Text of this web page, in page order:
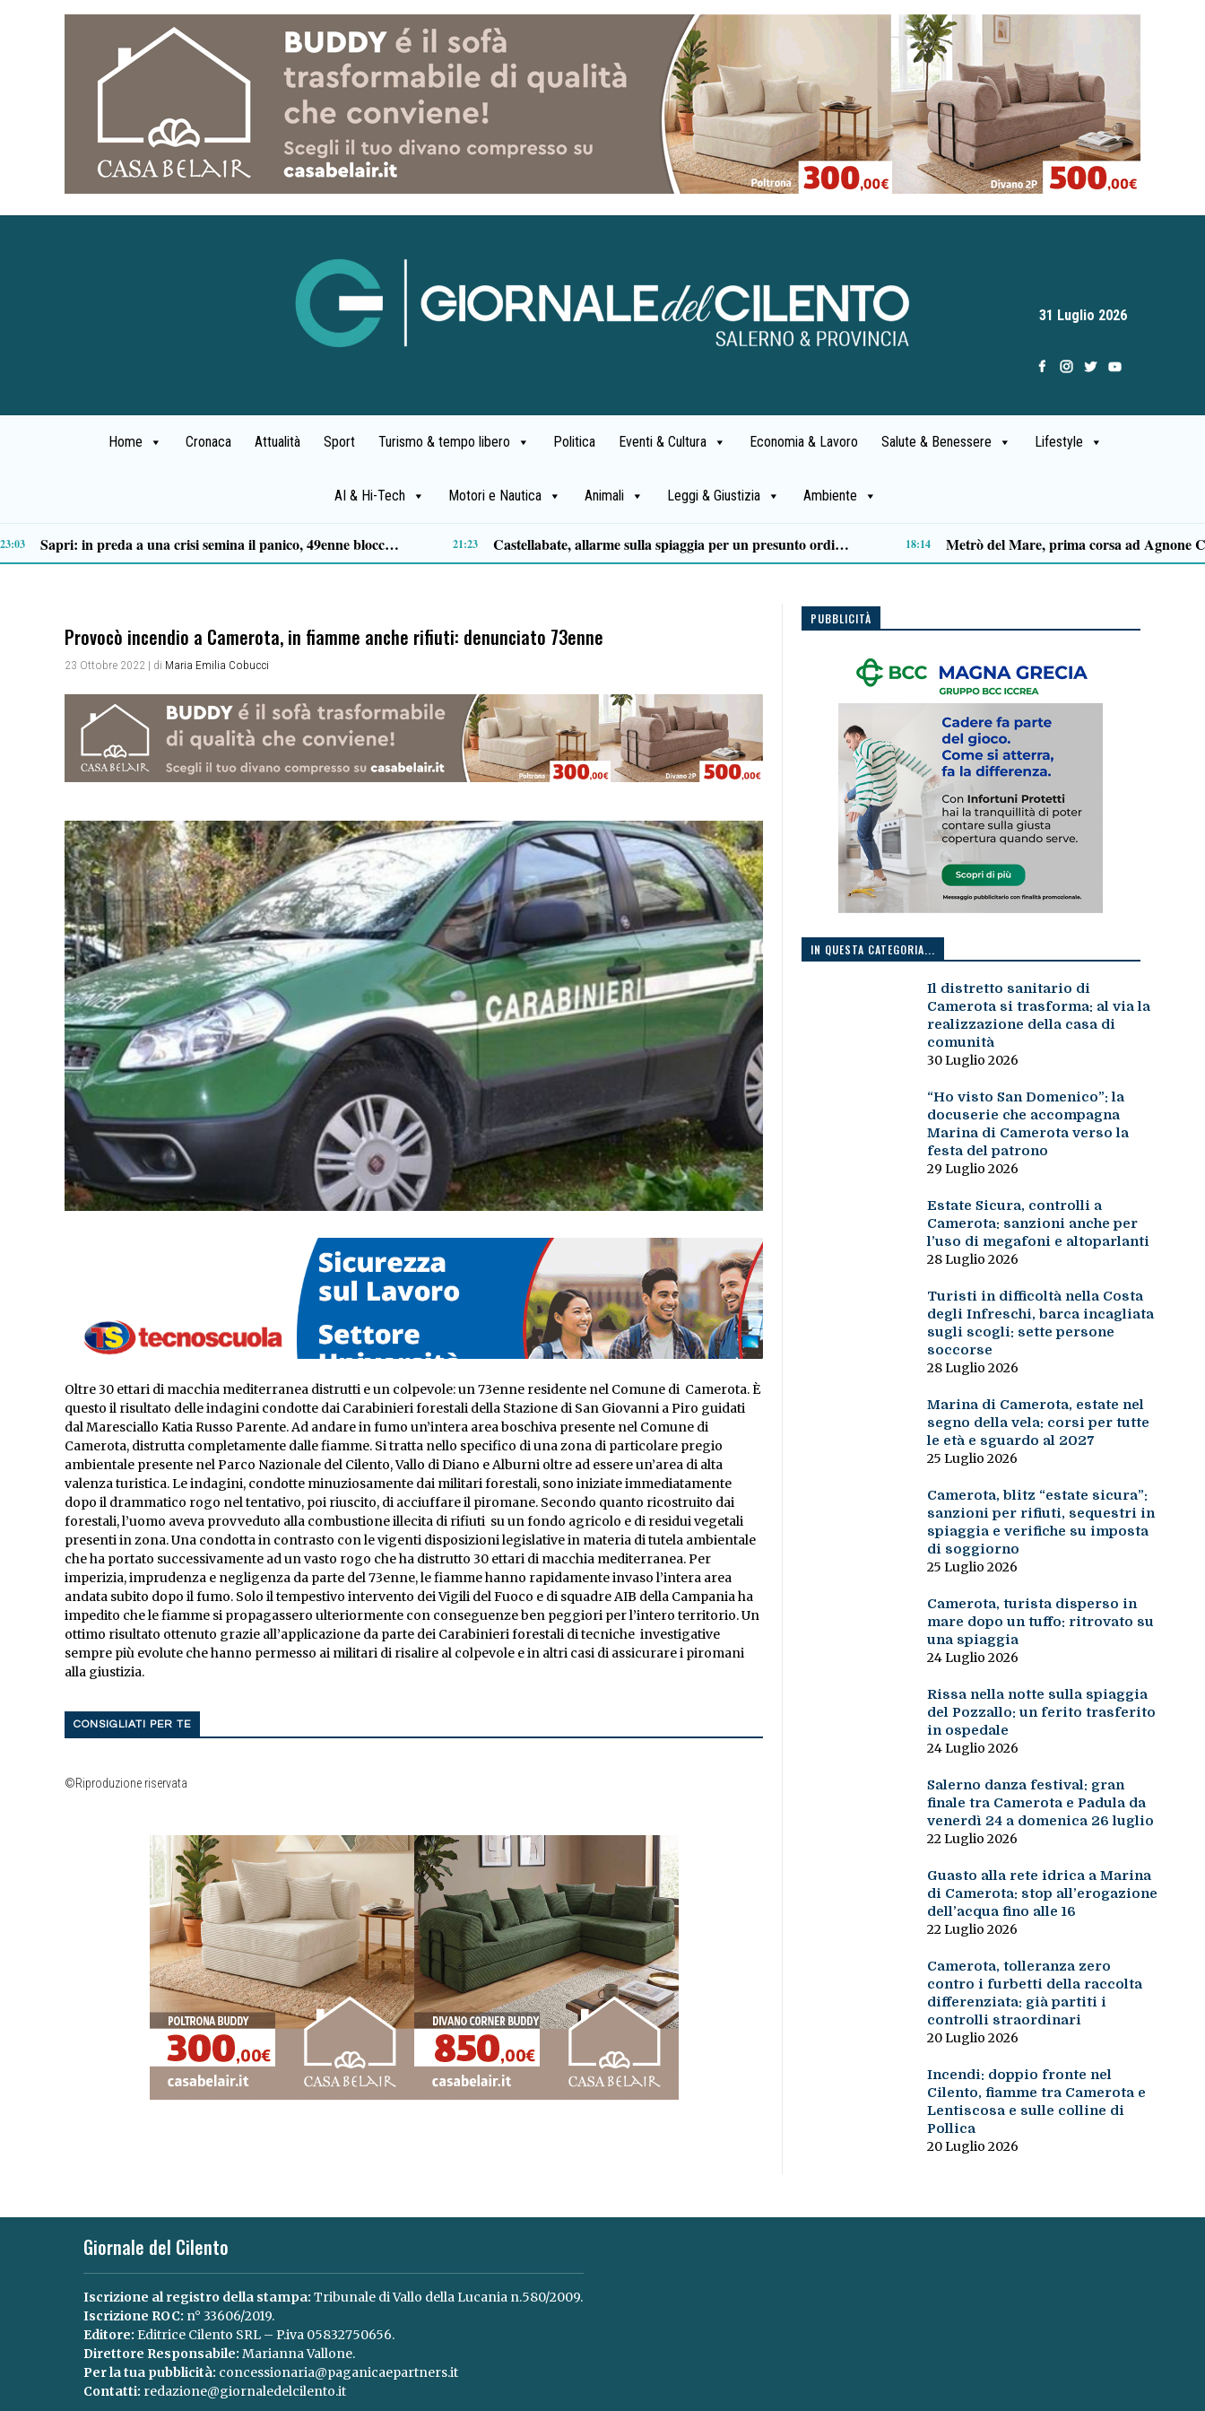
31 Luglio 2026
Home Cronaca Attualità Sport Turismo & tempo libero Politica Eventi & Cultura Economia & Lavoro Salute & Benessere Lifestyle
AI & Hi-Tech Motori e Nautica Animali Leggi & Giustizia Ambiente
Tortorella celebra la Fiera di San Basilio: tra antichi mestieri, bestiame e la musica della Bandabardò 14:49 Premio Terre del Bussento, si alza il sipario: stasera Roberto Fico apre l’11ª edizione 14:35 Capaccio Paestum spazio di legalità: oltre 43 ettari di beni confiscati destinati a progetti sociali 14:14
Provocò incendio a Camerota, in fiamme anche rifiuti: denunciato 73enne
23 Ottobre 2022 | di Maria Emilia Cobucci
Oltre 30 ettari di macchia mediterranea distrutti e un colpevole: un 73enne residente nel Comune di Camerota. È
questo il risultato delle indagini condotte dai Carabinieri forestali della Stazione di San Giovanni a Piro guidati
dal Maresciallo Katia Russo Parente. Ad andare in fumo un’intera area boschiva presente nel Comune di
Camerota, distrutta completamente dalle fiamme. Si tratta nello specifico di una zona di particolare pregio
ambientale presente nel Parco Nazionale del Cilento, Vallo di Diano e Alburni oltre ad essere un’area di alta
valenza turistica. Le indagini, condotte minuziosamente dai militari forestali, sono iniziate immediatamente
dopo il drammatico rogo nel tentativo, poi riuscito, di acciuffare il piromane. Secondo quanto ricostruito dai
forestali, l’uomo aveva provveduto alla combustione illecita di rifiuti su un fondo agricolo e di residui vegetali
presenti in zona. Una condotta in contrasto con le vigenti disposizioni legislative in materia di tutela ambientale
che ha portato successivamente ad un vasto rogo che ha distrutto 30 ettari di macchia mediterranea. Per
imperizia, imprudenza e negligenza da parte del 73enne, le fiamme hanno rapidamente invaso l’intera area
andata subito dopo il fumo. Solo il tempestivo intervento dei Vigili del Fuoco e di squadre AIB della Campania ha
impedito che le fiamme si propagassero ulteriormente con conseguenze ben peggiori per l’intero territorio. Un
ottimo risultato ottenuto grazie all’applicazione da parte dei Carabinieri forestali di tecniche investigative
sempre più evolute che hanno permesso ai militari di risalire al colpevole e in altri casi di assicurare i piromani
alla giustizia.
CONSIGLIATI PER TE
©Riproduzione riservata
PUBBLICITÀ
IN QUESTA CATEGORIA...
Il distretto sanitario di
Camerota si trasforma: al via la
realizzazione della casa di
comunità
30 Luglio 2026
“Ho visto San Domenico”: la
docuserie che accompagna
Marina di Camerota verso la
festa del patrono
29 Luglio 2026
Estate Sicura, controlli a
Camerota: sanzioni anche per
l’uso di megafoni e altoparlanti
28 Luglio 2026
Turisti in difficoltà nella Costa
degli Infreschi, barca incagliata
sugli scogli: sette persone
soccorse
28 Luglio 2026
Marina di Camerota, estate nel
segno della vela: corsi per tutte
le età e sguardo al 2027
25 Luglio 2026
Camerota, blitz “estate sicura”:
sanzioni per rifiuti, sequestri in
spiaggia e verifiche su imposta
di soggiorno
25 Luglio 2026
Camerota, turista disperso in
mare dopo un tuffo: ritrovato su
una spiaggia
24 Luglio 2026
Rissa nella notte sulla spiaggia
del Pozzallo: un ferito trasferito
in ospedale
24 Luglio 2026
Salerno danza festival: gran
finale tra Camerota e Padula da
venerdì 24 a domenica 26 luglio
22 Luglio 2026
Guasto alla rete idrica a Marina
di Camerota: stop all’erogazione
dell’acqua fino alle 16
22 Luglio 2026
Camerota, tolleranza zero
contro i furbetti della raccolta
differenziata: già partiti i
controlli straordinari
20 Luglio 2026
Incendi: doppio fronte nel
Cilento, fiamme tra Camerota e
Lentiscosa e sulle colline di
Pollica
20 Luglio 2026
Giornale del Cilento
Iscrizione al registro della stampa: Tribunale di Vallo della Lucania n.580/2009.
Iscrizione ROC: n° 33606/2019.
Editore: Editrice Cilento SRL – P.iva 05832750656.
Direttore Responsabile: Marianna Vallone.
Per la tua pubblicità: concessionaria@paganicaepartners.it
Contatti: redazione@giornaledelcilento.it